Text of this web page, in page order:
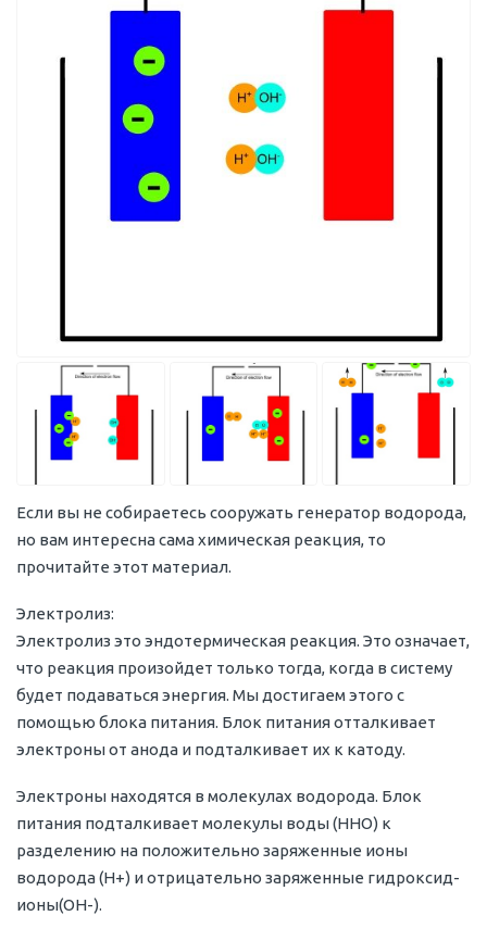
Если вы не собираетесь сооружать генератор водорода,
но вам интересна сама химическая реакция, то
прочитайте этот материал.
Электролиз:
Электролиз это эндотермическая реакция. Это означает,
что реакция произойдет только тогда, когда в систему
будет подаваться энергия. Мы достигаем этого с
помощью блока питания. Блок питания отталкивает
электроны от анода и подталкивает их к катоду.
Электроны находятся в молекулах водорода. Блок
питания подталкивает молекулы воды (HHO) к
разделению на положительно заряженные ионы
водорода (H+) и отрицательно заряженные гидроксид-
ионы(OH-).